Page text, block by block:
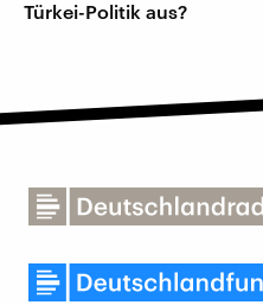
Türkei-Politik aus?